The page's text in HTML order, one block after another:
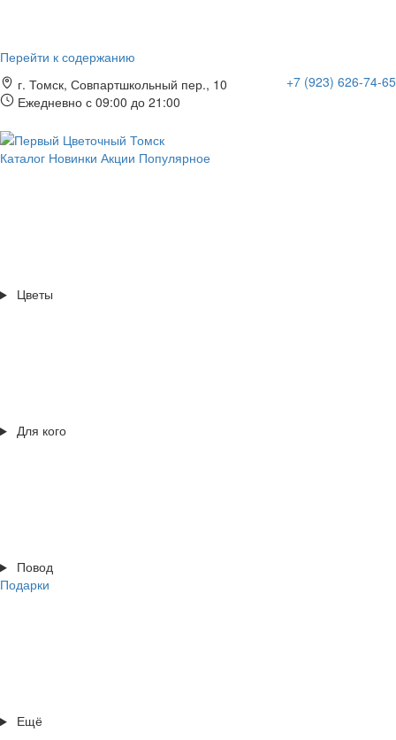
Перейти к содержанию
г. Томск, Совпартшкольный пер., 10
Ежедневно с 09:00 до 21:00
+7 (923) 626-74-65
Каталог Новинки Акции Популярное
Цветы
Для кого
Повод
Подарки
Ещё